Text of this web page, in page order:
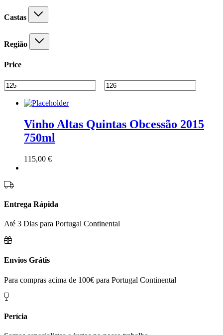
Castas
Região
Price
–
Vinho Altas Quintas Obcessão 2015
750ml
115,00 €
Entrega Rápida
Até 3 Dias para Portugal Continental
Envios Grátis
Para compras acima de 100€ para Portugal Continental
Perícia